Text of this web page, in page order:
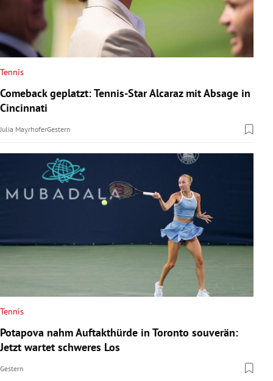
Tennis
Comeback geplatzt: Tennis-Star Alcaraz mit Absage in
Cincinnati
Julia MayrhoferGestern
Tennis
Potapova nahm Auftakthürde in Toronto souverän:
Jetzt wartet schweres Los
Gestern